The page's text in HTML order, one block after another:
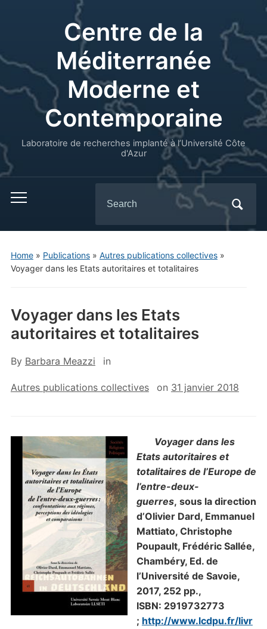
Centre de la
Méditerranée
Moderne et
Contemporaine
Laboratoire de recherches implanté à l’Université Côte
d'Azur
for:
Home» Publications» Autres publications collectives»
Voyager dans les Etats autoritaires et totalitaires
Voyager dans les Etats
autoritaires et totalitaires
By Barbara Meazzi in
Autres publications collectives on 31 janvier 2018
Voyager dans les
Etats autoritaires et
totalitaires de l’Europe de
l’entre-deux-
guerres, sous la direction
d’Olivier Dard, Emmanuel
Mattiato, Christophe
Poupault, Frédéric Sallée,
Chambéry, Ed. de
l’Université de Savoie,
2017, 252 pp.,
ISBN: 2919732773
; http://www.lcdpu.fr/livr